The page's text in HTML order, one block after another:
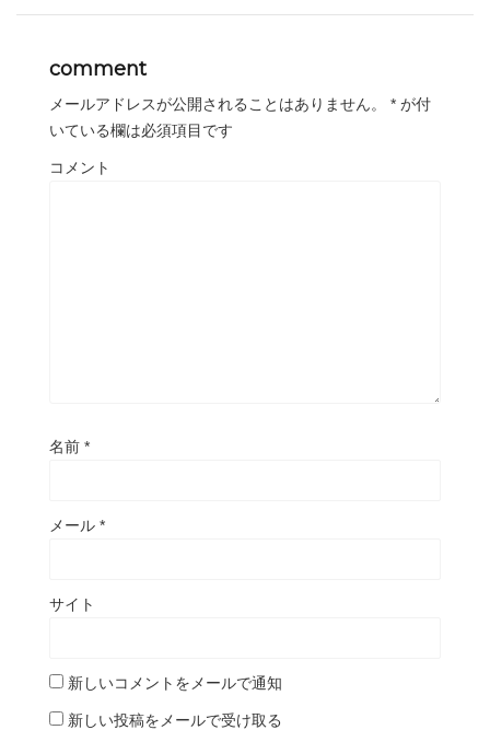
comment
メールアドレスが公開されることはありません。 * が付
いている欄は必須項目です
コメント
名前 *
メール *
サイト
新しいコメントをメールで通知
新しい投稿をメールで受け取る